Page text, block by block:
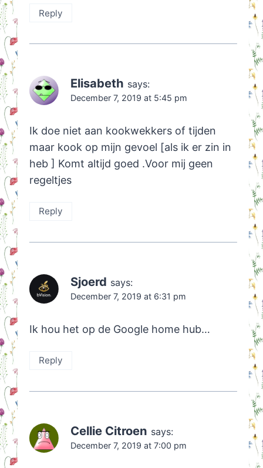
Reply
Elisabeth says:
December 7, 2019 at 5:45 pm
Ik doe niet aan kookwekkers of tijden
maar kook op mijn gevoel [als ik er zin in
heb ] Komt altijd goed .Voor mij geen
regeltjes
Reply
Sjoerd says:
December 7, 2019 at 6:31 pm
Ik hou het op de Google home hub…
Reply
Cellie Citroen says:
December 7, 2019 at 7:00 pm